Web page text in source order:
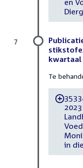
en
kwartaal
Te
-
in
7